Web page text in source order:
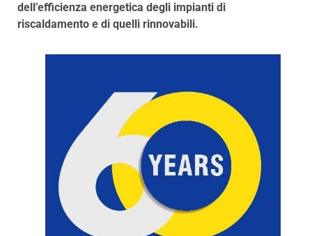
dell’efficienza energetica degli impianti di
riscaldamento e di quelli rinnovabili.